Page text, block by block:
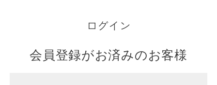
ログイン
会員登録がお済みのお客様